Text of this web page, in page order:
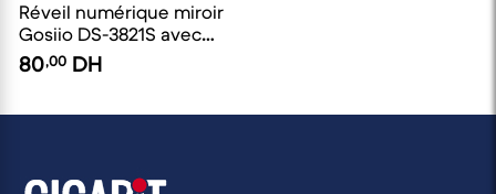
Réveil numérique miroir
Gosiio DS-3821S avec
port de charge USB,
fonction snooze,
80,00 DH